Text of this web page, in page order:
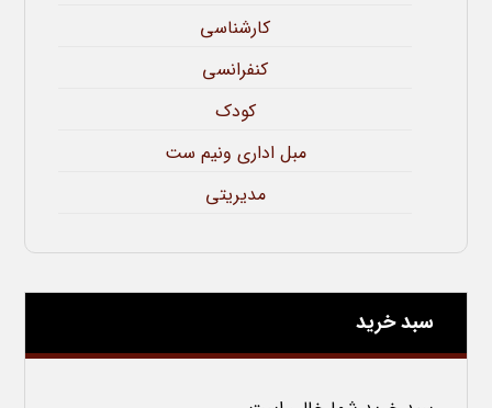
کارشناسی
کنفرانسی
کودک
مبل اداری ونیم ست
مدیریتی
سبد خرید